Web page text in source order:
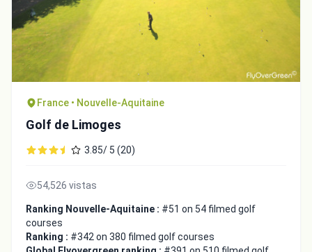
France • Nouvelle-Aquitaine
Golf de Limoges
3.85/ 5 (20)
54,526 vistas
Ranking Nouvelle-Aquitaine : #51 on 54 filmed golf
courses
Ranking : #342 on 380 filmed golf courses